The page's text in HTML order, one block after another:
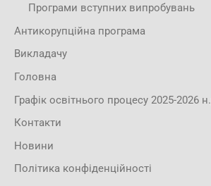
Програми вступних випробувань
Антикорупційна програма
Викладачу
Головна
Графік освітнього процесу 2025-2026
Контакти
Новини
Політика конфіденційності